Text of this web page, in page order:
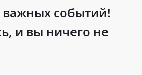
важных событий!
и вы ничего не